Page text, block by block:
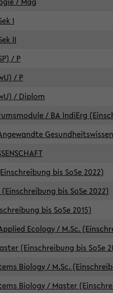
I
II
/ P
/ P
/ Diplom
/ BA IndiErg
bis SoSe 2022)
bis SoSe 2022)
bis SoSe 2015)
Ecology / M.Sc.
(Einschreibung bis SoSe
Biology / M.Sc.
Biology / Master